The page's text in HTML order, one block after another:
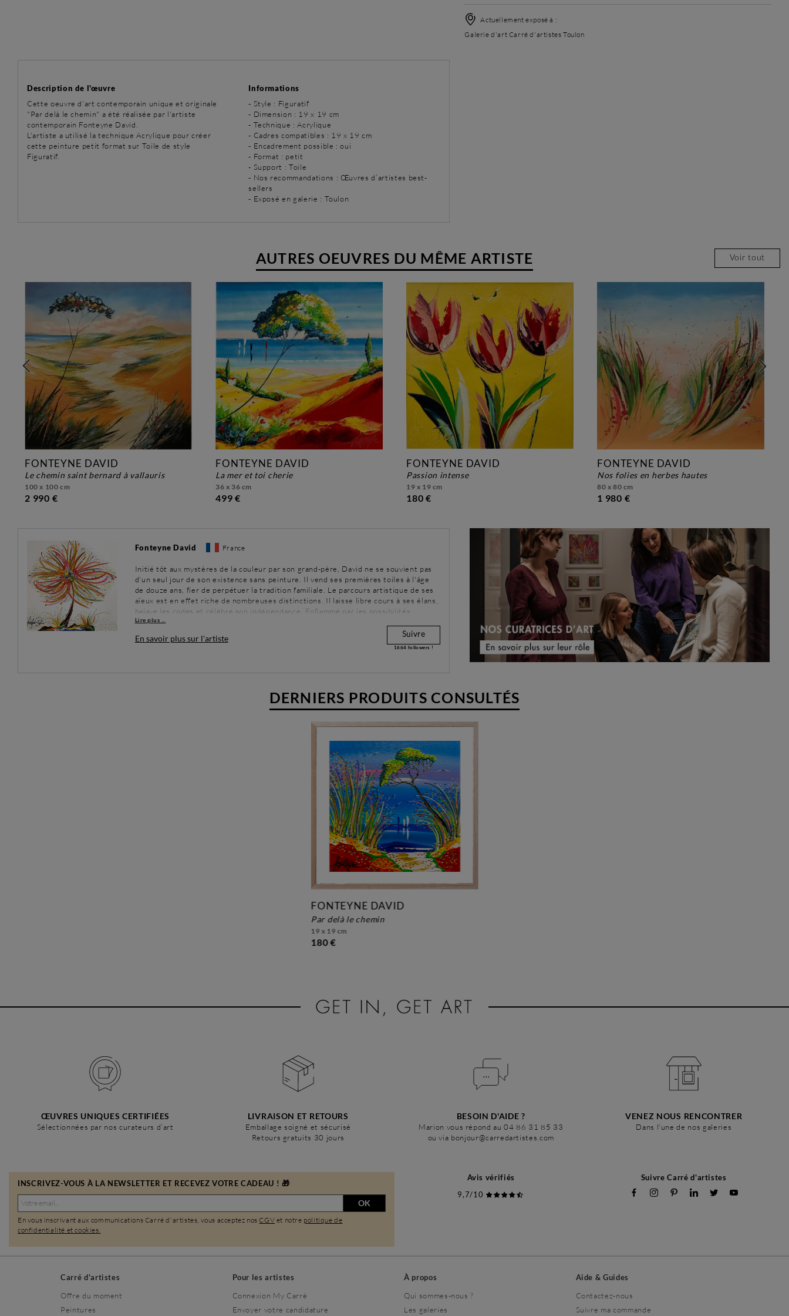
Actuellement exposé à :
Galerie d'art Carré d'artistes Toulon
Description de l'œuvre
Cette oeuvre d'art contemporain unique et originale
"Par delà le chemin" a été réalisée par l'artiste
contemporain Fonteyne David.
L'artiste a utilisé la technique Acrylique pour créer
cette peinture petit format sur Toile de style
Figuratif.
Informations
- Style : Figuratif
- Dimension : 19 x 19 cm
- Technique : Acrylique
- Cadres compatibles : 19 x 19 cm
- Encadrement possible : oui
- Format : petit
- Support : Toile
- Nos recommandations : Œuvres d’artistes best-
sellers
- Exposé en galerie : Toulon
AUTRES OEUVRES DU MÊME ARTISTE Voir tout
FONTEYNE DAVID
le chemin saint bernard à vallauris
100 x 100 cm
2 990 €
FONTEYNE DAVID
la mer et toi cherie
36 x 36 cm
499 €
FONTEYNE DAVID
passion intense
19 x 19 cm
180 €
FONTEYNE DAVID
nos folies en herbes hautes
80 x 80 cm
1 980 €
Fonteyne David France
Initié tôt aux mystères de la couleur par son grand-père, David ne se souvient pas
d'un seul jour de son existence sans peinture. Il vend ses premières toiles à l'âge
de douze ans, fier de perpétuer la tradition familiale. Le parcours artistique de ses
aïeux est en effet riche de nombreuses distinctions. Il laisse libre cours à ses élans,
balaye les codes et célèbre son indépendance. Enflammé par les possibilités
illimitées du travail créatif, il livre tout son être dans chacune de ses toiles. A
travers ses marines et ses paysages, David propose au public d'explorer de
nouveaux territoires.
Lire plus ...
En savoir plus sur l'artiste Suivre
1664 followers !
DERNIERS PRODUITS CONSULTÉS
FONTEYNE DAVID
par delà le chemin
19 x 19 cm
180 €
ŒUVRES UNIQUES CERTIFIÉES
Sélectionnées par nos curateurs d’art
LIVRAISON ET RETOURS
Emballage soigné et sécurisé
Retours gratuits 30 jours
BESOIN D'AIDE ?
Marion vous répond au 04 86 31 85 33
ou via bonjour@carredartistes.com
VENEZ NOUS RENCONTRER
Dans l'une de nos galeries
INSCRIVEZ-VOUS À LA NEWSLETTER ET RECEVEZ VOTRE CADEAU ! 🎁
OK
En vous inscrivant aux communications Carré d'artistes, vous acceptez nosCGV et notre politique de
confidentialité et cookies.
Avis vérifiés
9,7/10
Suivre Carré d'artistes
Carré d'artistes
Offre du moment
Peintures
Pour les artistes
Connexion My Carré
Envoyer votre candidature
À propos
Qui sommes-nous ?
Les galeries
Aide & Guides
Contactez-nous
Suivre ma commande